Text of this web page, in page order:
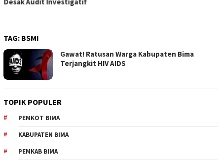
TAG: BSMI
Gawat! Ratusan Warga Kabupaten Bima
Terjangkit HIV AIDS
TOPIK POPULER
PEMKOT BIMA
KABUPATEN BIMA
PEMKAB BIMA